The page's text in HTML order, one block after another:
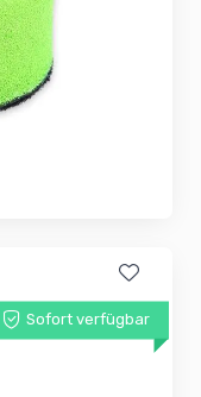
Sofort verfügbar